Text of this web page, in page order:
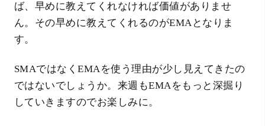
ば、早めに教えてくれなければ価値がありませ
ん。その早めに教えてくれるのがEMAとなりま
す。
SMAではなくEMAを使う理由が少し見えてきたの
ではないでしょうか。来週もEMAをもっと深掘り
していきますのでお楽しみに。